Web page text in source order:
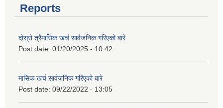
Reports
दोस्रो त्रैमासिक खर्च सार्वजनिक गरिएको बारे
Post date: 01/20/2025 - 10:42
मासिक खर्च सार्वजनिक गरिएको बारे
Post date: 09/22/2022 - 13:05